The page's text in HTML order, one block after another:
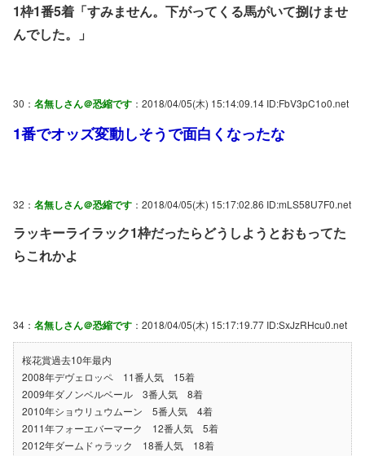
1枠1番5着「すみません。下がってくる馬がいて捌けませ
んでした。」
30： 名無しさん＠恐縮です ：2018/04/05(木) 15:14:09.14 ID:FbV3pC1o0.net
1番でオッズ変動しそうで面白くなったな
32： 名無しさん＠恐縮です ：2018/04/05(木) 15:17:02.86 ID:mLS58U7F0.net
ラッキーライラック1枠だったらどうしようとおもってた
らこれかよ
34： 名無しさん＠恐縮です ：2018/04/05(木) 15:17:19.77 ID:SxJzRHcu0.net
桜花賞過去10年最内
2008年デヴェロッペ 11番人気 15着
2009年ダノンベルベール 3番人気 8着
2010年ショウリュウムーン 5番人気 4着
2011年フォーエバーマーク 12番人気 5着
2012年ダームドゥラック 18番人気 18着